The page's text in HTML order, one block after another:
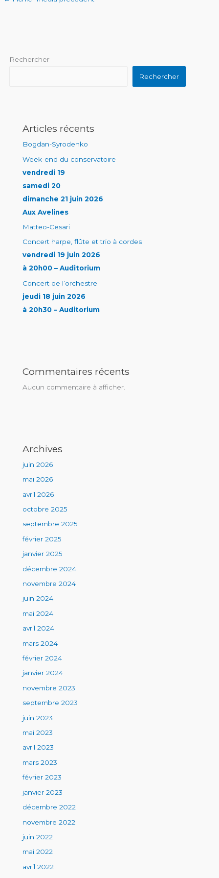
Rechercher
Rechercher
Articles récents
Bogdan-Syrodenko
Week-end du conservatoire
vendredi 19
samedi 20
dimanche 21 juin 2026
Aux Avelines
Matteo-Cesari
Concert harpe, flûte et trio à cordes
vendredi 19 juin 2026
à 20h00 – Auditorium
Concert de l’orchestre
jeudi 18 juin 2026
à 20h30 – Auditorium
Commentaires récents
Aucun commentaire à afficher.
Archives
juin 2026
mai 2026
avril 2026
octobre 2025
septembre 2025
février 2025
janvier 2025
décembre 2024
novembre 2024
juin 2024
mai 2024
avril 2024
mars 2024
février 2024
janvier 2024
novembre 2023
septembre 2023
juin 2023
mai 2023
avril 2023
mars 2023
février 2023
janvier 2023
décembre 2022
novembre 2022
juin 2022
mai 2022
avril 2022